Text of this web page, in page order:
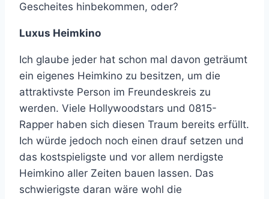
Gescheites hinbekommen, oder?
Luxus Heimkino
Ich glaube jeder hat schon mal davon geträumt
ein eigenes Heimkino zu besitzen, um die
attraktivste Person im Freundeskreis zu
werden. Viele Hollywoodstars und 0815-
Rapper haben sich diesen Traum bereits erfüllt.
Ich würde jedoch noch einen drauf setzen und
das kostspieligste und vor allem nerdigste
Heimkino aller Zeiten bauen lassen. Das
schwierigste daran wäre wohl die